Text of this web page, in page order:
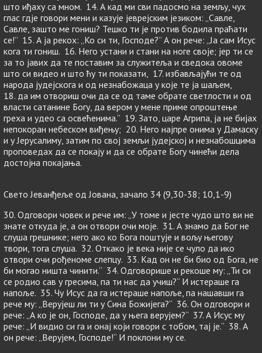
што иђаху са мном. 14. А кад ми сви падосмо на земљу, чух
глас гдје говори мени и казује јеврејским језиком: „Савле,
Савле, зашто ме гониш? Тешко ти је против бодила праћати
се!” 15. А ја рекох: „Ко си ти, Господе?” А он рече: „Ја сам Исус
кога ти гониш. 16. Него устани и стани на ноге своје; јер ти се
за то јавих да те поставим за служитеља и сведока овоме
што си видео и што ћу ти показати, 17. избављајући те од
народа јудејскога и од незнабожаца у које те ја шаљем,
18. да им отвориш очи да се од таме обрате светлости и од
власти сатанине Богу, да вером у мене приме опроштење
греха и удео са освећенима.” 19. Зато, царе Агрипа, ја не бијах
непокоран небеском виђењу; 20. Него најпре онима у Дамаску
и у Јерусалиму, затим по свој земљи јудејској и незнабошцима
проповедах да се покају и да се обрате Богу чинећи дела
достојна покајања.
Свето Јеванђеље од Јована, зачало 34 (9,30-38; 10,1-9)
30. Одговори човек и рече им: „У томе и јесте чудо што ви не
знате откуда је, а он отвори очи моје. 31. А знамо да Бог не
слуша грешнике; него ако ко Бога поштује и вољу његову
твори, тога слуша. 32. Откако је века није се чуло да ико
отвори очи рођеноме слепцу. 33. Кад он не би био од Бога, не
би могао ништа чинити.“ 34. Одговорише и рекоше му: „Ти си
се родио сав у гресима, па ти нас да учиш?“ И истераше га
напоље. 35. Чу Исус да га истераше напоље, па нашавши га
рече му: „Верујеш ли ти у Сина Божијега?“ 36. Он одговори и
рече: „А ко је он, Господе, да у њега верујем?“ 37. А Исус му
рече: „И видио си га и онај који говори с тобом, тај је.“ 38. А
он рече: „Верујем, Господе!“ И поклони му се.